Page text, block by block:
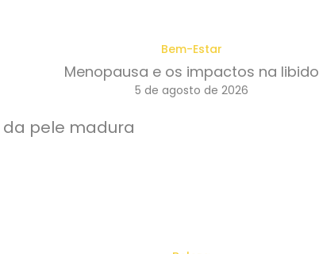
Bem-Estar
Menopausa e os impactos na libido
5 de agosto de 2026